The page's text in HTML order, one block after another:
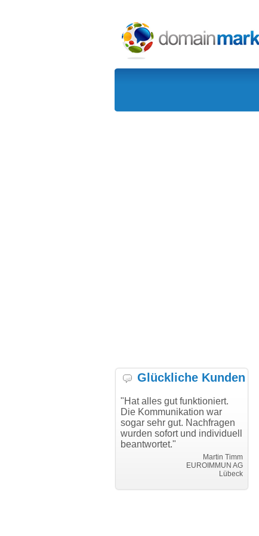
Glückliche Kunden
"Hat alles gut funktioniert.
Die Kommunikation war
sogar sehr gut. Nachfragen
wurden sofort und individuell
beantwortet."
Martin Timm
EUROIMMUN AG
Lübeck